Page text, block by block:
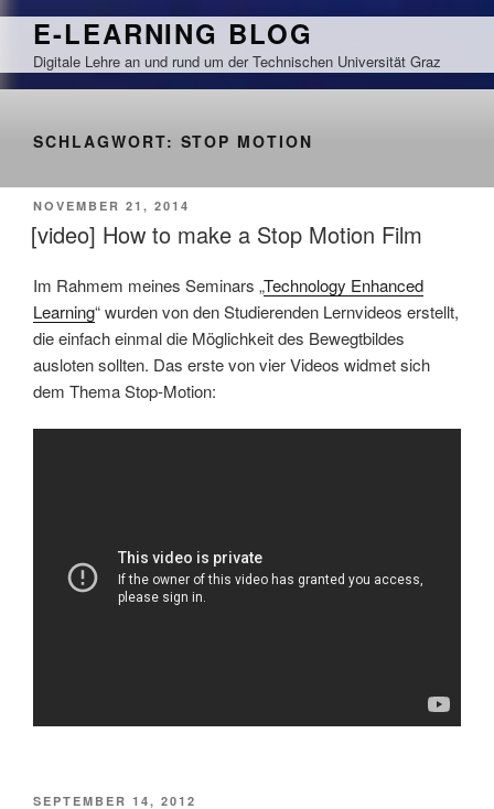
Zum
springen
E-LEARNING BLOG
Digitale Lehre an und rund um der Technischen Universität Graz
SCHLAGWORT: STOP MOTION
VERÖFFENTLICHT
AM
NOVEMBER 21, 2014
[video] How to make a Stop Motion Film
Im Rahmem meines Seminars „Technology Enhanced
Learning“ wurden von den Studierenden Lernvideos erstellt,
die einfach einmal die Möglichkeit des Bewegtbildes
ausloten sollten. Das erste von vier Videos widmet sich
dem Thema Stop-Motion:
VERÖFFENTLICHT
SEPTEMBER 14, 2012